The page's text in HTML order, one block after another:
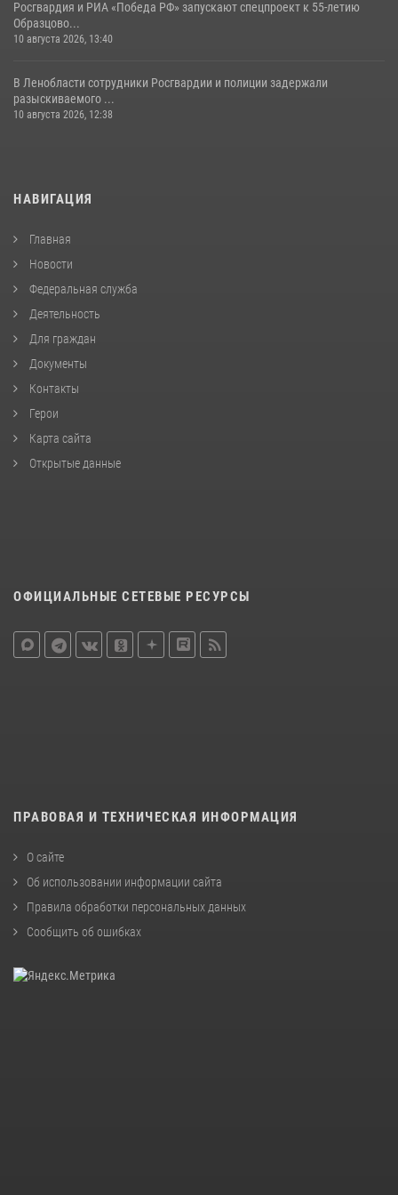
Росгвардия и РИА «Победа РФ» запускают спецпроект к 55-летию
Образцово...
10 августа 2026, 13:40
В Ленобласти сотрудники Росгвардии и полиции задержали
разыскиваемого ...
10 августа 2026, 12:38
НАВИГАЦИЯ
Главная
Новости
Федеральная служба
Деятельность
Для граждан
Документы
Контакты
Герои
Карта сайта
Открытые данные
ОФИЦИАЛЬНЫЕ СЕТЕВЫЕ РЕСУРСЫ
ПРАВОВАЯ И ТЕХНИЧЕСКАЯ ИНФОРМАЦИЯ
О сайте
Об использовании информации сайта
Правила обработки персональных данных
Сообщить об ошибках